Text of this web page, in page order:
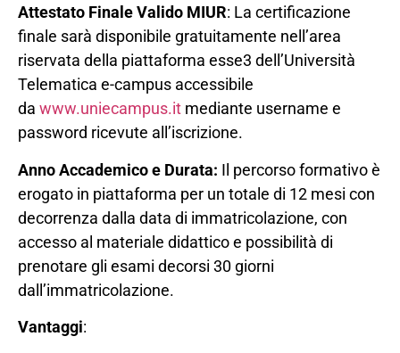
Attestato FinaleValido MIUR: La certificazione
finale sarà disponibile gratuitamente nell’area
riservata della piattaforma esse3 dell’Università
Telematica e-campus accessibile
da www.uniecampus.it mediante username e
password ricevute all’iscrizione.
Anno Accademico e Durata: Il percorso formativo è
erogato in piattaforma per un totale di 12 mesi con
decorrenza dalla data di immatricolazione, con
accesso al materiale didattico e possibilità di
prenotare gli esami decorsi 30 giorni
dall’immatricolazione.
Vantaggi: